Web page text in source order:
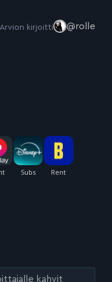
Arvion kirjoitti @rolle
kahvit